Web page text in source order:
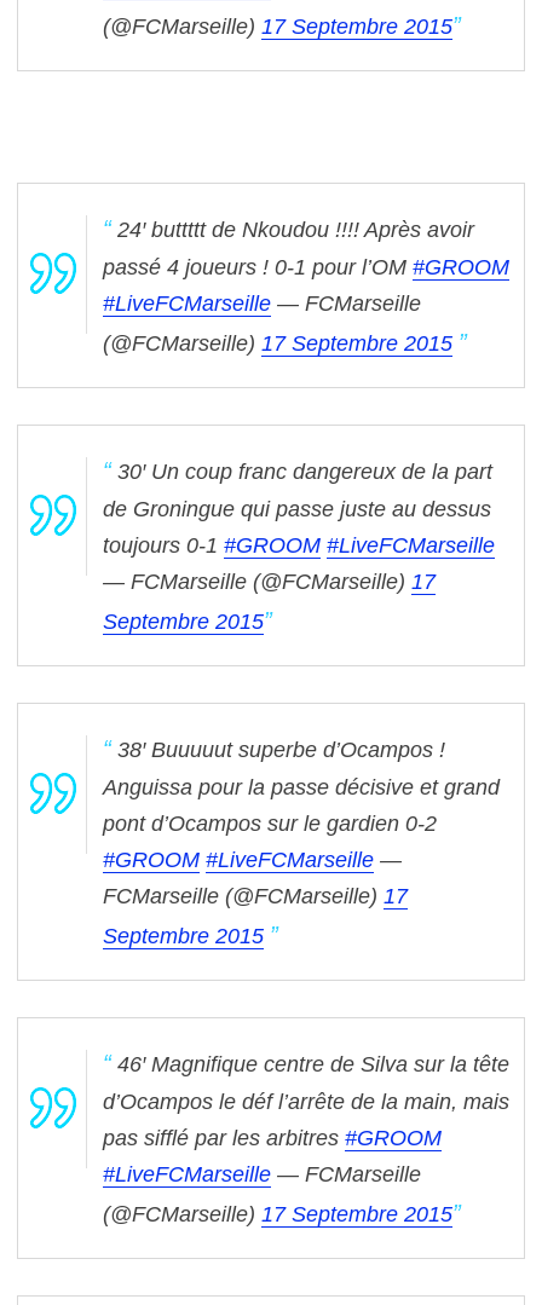
(@FCMarseille) 17 Septembre 2015
24′ buttttt de Nkoudou !!!! Après avoir
passé 4 joueurs ! 0-1 pour l’OM #GROOM
#LiveFCMarseille — FCMarseille
(@FCMarseille) 17 Septembre 2015
30′ Un coup franc dangereux de la part
de Groningue qui passe juste au dessus
toujours 0-1 #GROOM #LiveFCMarseille
— FCMarseille (@FCMarseille) 17
Septembre 2015
38′ Buuuuut superbe d’Ocampos !
Anguissa pour la passe décisive et grand
pont d’Ocampos sur le gardien 0-2
#GROOM #LiveFCMarseille —
FCMarseille (@FCMarseille) 17
Septembre 2015
46′ Magnifique centre de Silva sur la tête
d’Ocampos le déf l’arrête de la main, mais
pas sifflé par les arbitres #GROOM
#LiveFCMarseille — FCMarseille
(@FCMarseille) 17 Septembre 2015